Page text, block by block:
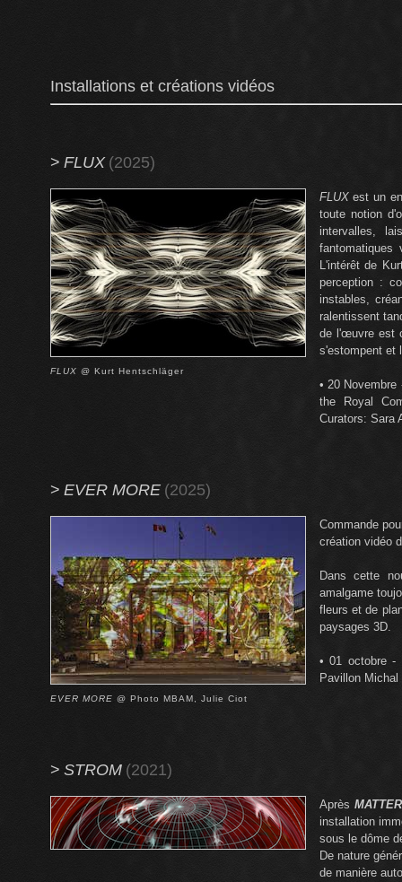
Installations et créations vidéos
> FLUX (2025)
FLUX @ Kurt Hentschläger
FLUXest un
toute notion
intervalles,
L'intérêt de
perception :
instables,
ralentissent
de l'œuvre est
s'estompent et
• 20
the Royal
Curators: Sara
> EVER MORE (2025)
EVER MORE @ Photo MBAM, Julie Ciot
Commande
création vidéo
Dans cette
amalgame
fleurs et de
paysages 3D.
• 01 octobre
Pavillon
> STROM (2021)
AprèsMATTER
installation
sous le dôme
De nature
de manière